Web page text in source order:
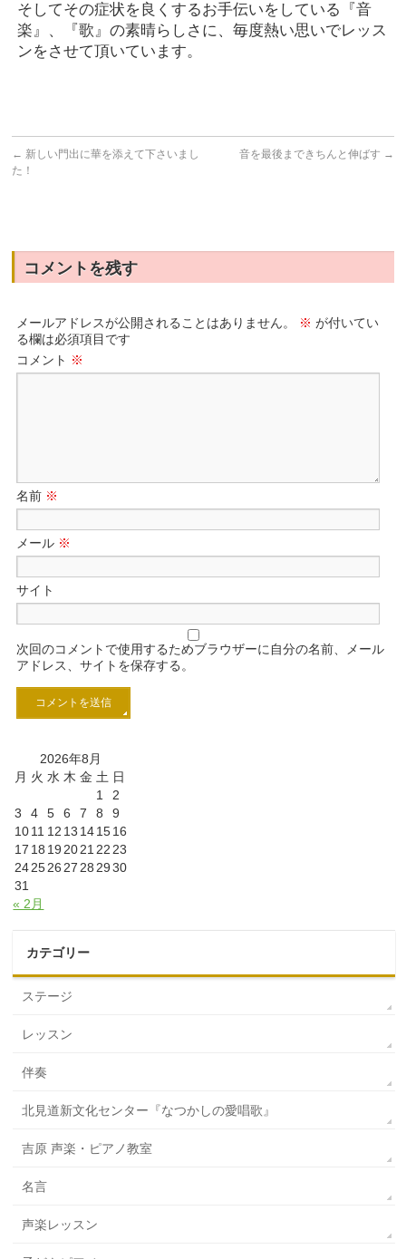
そしてその症状を良くするお手伝いをしている『音
楽』、『歌』の素晴らしさに、毎度熱い思いでレッス
ンをさせて頂いています。
← 新しい門出に華を添えて下さいまし
た！
音を最後まできちんと伸ばす →
コメントを残す
メールアドレスが公開されることはありません。 ※ が付いてい
る欄は必須項目です
コメント ※
名前 ※
メール ※
サイト
次回のコメントで使用するためブラウザーに自分の名前、メール
アドレス、サイトを保存する。
2026年8月
月 火 水 木 金 土 日
1
2
3
4 5 6 7 8
9
1011 12 13 141516
17 18 19 2021 22 23
242526 27 28 29 30
31
« 2月
カテゴリー
ステージ
レッスン
伴奏
北見道新文化センター『なつかしの愛唱歌』
吉原 声楽・ピアノ教室
名言
声楽レッスン